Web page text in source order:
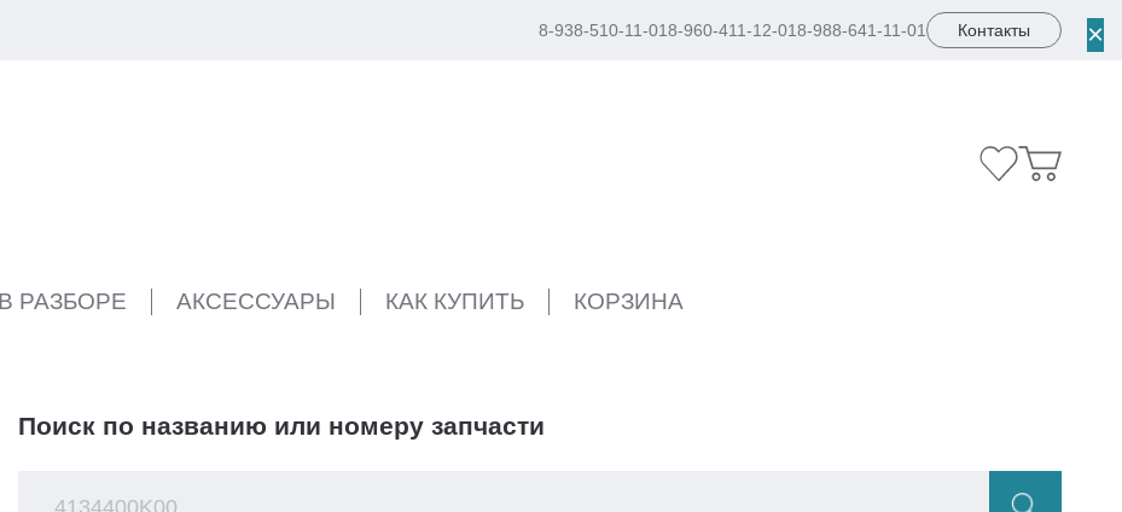
8-938-510-11-018-960-411-12-018-988-641-11-01 Контакты
РАЗБОРЕ АКСЕССУАРЫ КАК КУПИТЬ КОРЗИНА
×
Поиск по названию или номеру запчасти